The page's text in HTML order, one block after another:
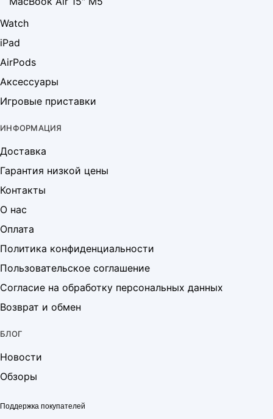
Watch
iPad
AirPods
Аксессуары
Игровые приставки
ИНФОРМАЦИЯ
Доставка
Гарантия низкой цены
Контакты
О нас
Оплата
Политика конфиденциальности
Пользовательское соглашение
Согласие на обработку персональных данных
Возврат и обмен
БЛОГ
Новости
Обзоры
Поддержка покупателей